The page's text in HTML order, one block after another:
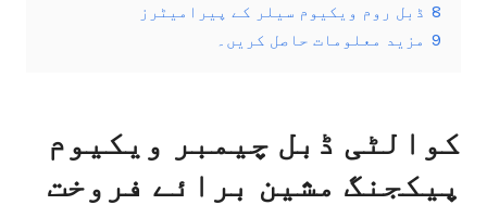
8 ڈبل روم ویکیوم سیلر کے پیرامیٹرز
9 مزید معلومات حاصل کریں۔
کوالٹی ڈبل چیمبر ویکیوم
پیکجنگ مشین برائے فروخت